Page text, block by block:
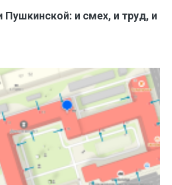
Пушкинской: и смех, и труд, и